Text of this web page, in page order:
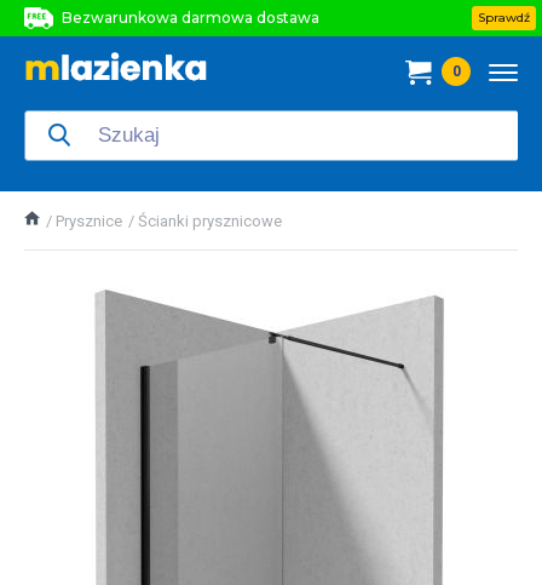
Bezwarunkowa darmowa dostawa
Bezwarunkowa darmowa dostawa
Sprawdź
0
Prysznice Ścianki prysznicowe